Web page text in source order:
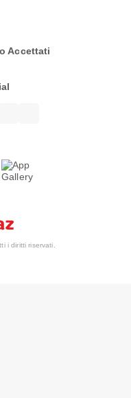
Accettati
i diritti riservati.